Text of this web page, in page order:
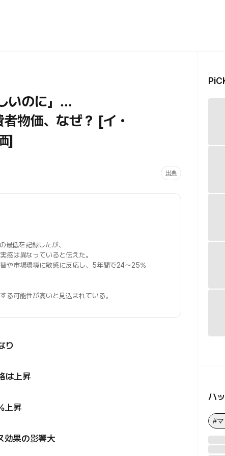
いのに」…
物価、なぜ？ [イ・
]
出典
最低を記録したが、
感は異なっていると伝えた。
や市場環境に敏感に反応し、5年間で24〜25%
る可能性が高いと見込まれている。
り
は上昇
上昇
効果の影響大
ハ
#